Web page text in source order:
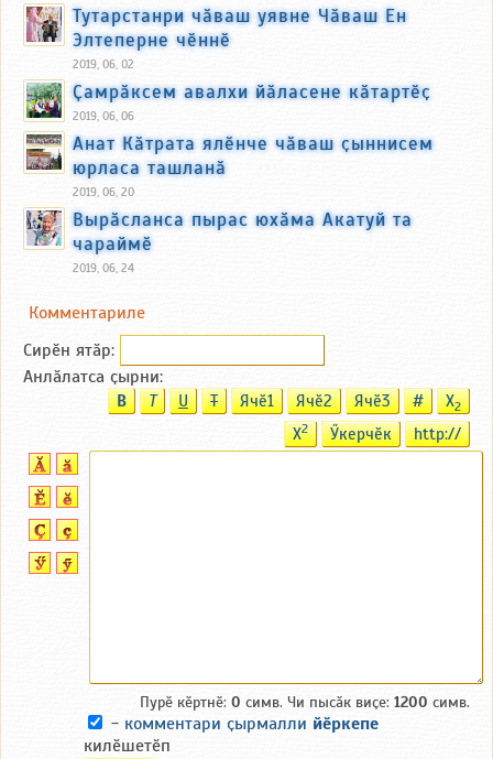
Тутарстанри чӑваш уявне Чӑваш Ен
Элтеперне чӗннӗ
2019, 06, 02
Ҫамрӑксем авалхи йӑласене кӑтартӗҫ
2019, 06, 06
Анат Кӑтрата ялӗнче чӑваш ҫыннисем
юрласа ташланӑ
2019, 06, 20
Вырӑсланса пырас юхӑма Акатуй та
чараймӗ
2019, 06, 24
Комментариле
Сирӗн ятӑp:
Анлӑлатса ҫырни:
B T U T Ячӗ1 Ячӗ2 Ячӗ3 # X2
X2 Ӳкерчӗк http://
Пурӗ кӗртнӗ: 0 симв. Чи пысӑк виҫе: 1200 симв.
- комментари ҫырмалли йӗркепе
килӗшетӗп